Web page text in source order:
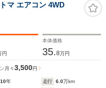
マ エアコン 4WD
円
本体価格
35.8万円
月々3,500円
年 走行 6.0万km